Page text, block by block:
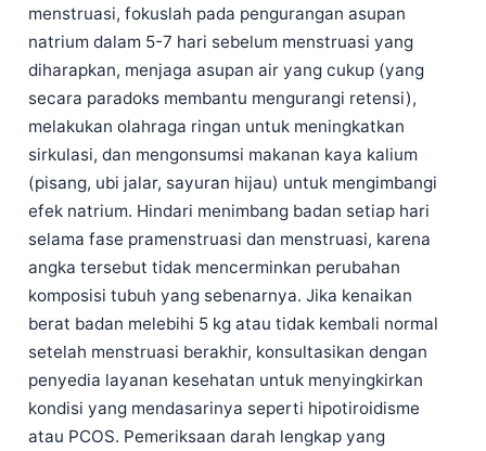
menstruasi, fokuslah pada pengurangan asupan
natrium dalam 5-7 hari sebelum menstruasi yang
diharapkan, menjaga asupan air yang cukup (yang
secara paradoks membantu mengurangi retensi),
melakukan olahraga ringan untuk meningkatkan
sirkulasi, dan mengonsumsi makanan kaya kalium
(pisang, ubi jalar, sayuran hijau) untuk mengimbangi
efek natrium. Hindari menimbang badan setiap hari
selama fase pramenstruasi dan menstruasi, karena
angka tersebut tidak mencerminkan perubahan
komposisi tubuh yang sebenarnya. Jika kenaikan
berat badan melebihi 5 kg atau tidak kembali normal
setelah menstruasi berakhir, konsultasikan dengan
penyedia layanan kesehatan untuk menyingkirkan
kondisi yang mendasarinya seperti hipotiroidisme
atau PCOS. Pemeriksaan darah lengkap yang
Dansk
Nederlands
हिन्दी
Հայերեն
Íslenska
Српски језик
Bosanski
Azərbaycan dili
Eesti
日本語
Čeština
ქართული